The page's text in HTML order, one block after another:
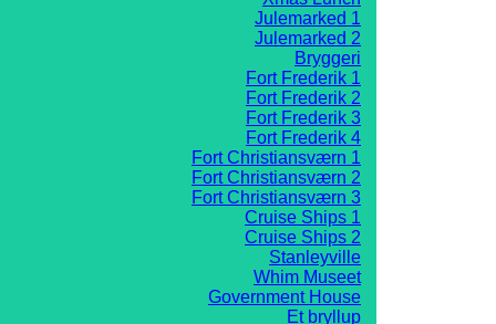
Julemarked 1
Julemarked 2
Bryggeri
Fort Frederik 1
Fort Frederik 2
Fort Frederik 3
Fort Frederik 4
Fort Christiansværn 1
Fort Christiansværn 2
Fort Christiansværn 3
Cruise Ships 1
Cruise Ships 2
Stanleyville
Whim Museet
Government House
Et bryllup